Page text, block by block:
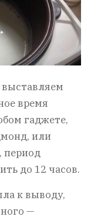
время
гаджете,
или
период
до 12 часов.
к выводу,
—